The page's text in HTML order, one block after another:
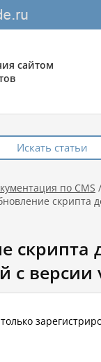
сайтом
Искать статьи
по CMS /
скрипта
скрипта
с версии